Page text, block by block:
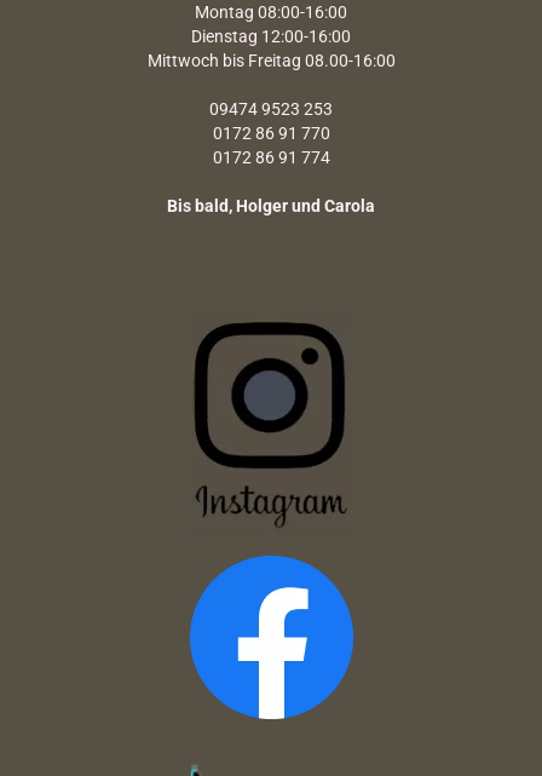
Montag 08:00-16:00
Dienstag 12:00-16:00
Mittwoch bis Freitag 08.00-16:00
09474 9523 253
0172 86 91 770
0172 86 91 774
Bis bald, Holger und Carola